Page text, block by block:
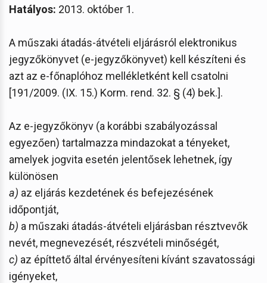
Hatályos: 2013. október 1.
A műszaki átadás-átvételi eljárásról elektronikus
jegyzőkönyvet (e-jegyzőkönyvet) kell készíteni és
azt az e-főnaplóhoz mellékletként kell csatolni
[191/2009. (IX. 15.) Korm. rend. 32. § (4) bek.].
Az e-jegyzőkönyv (a korábbi szabályozással
egyezően) tartalmazza mindazokat a tényeket,
amelyek jogvita esetén jelentősek lehetnek, így
különösen
a) az eljárás kezdetének és befejezésének
időpontját,
b) a műszaki átadás-átvételi eljárásban résztvevők
nevét, megnevezését, részvételi minőségét,
c) az építtető által érvényesíteni kívánt szavatossági
igényeket,